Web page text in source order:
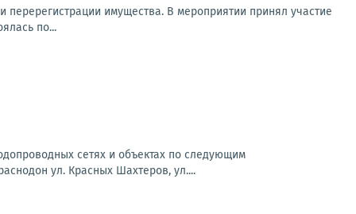
перерегистрации имущества. В мероприятии принял участие
по...
сетях и объектах по следующим
ул. Красных Шахтеров, ул....